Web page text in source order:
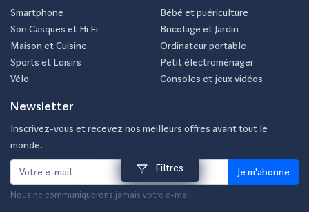
Filtres
Smartphone
Son Casques et Hi Fi
Maison et Cuisine
Sports et Loisirs
Vélo
Bébé et puériculture
Bricolage et Jardin
Ordinateur portable
Petit électroménager
Consoles et jeux vidéos
Newsletter
Inscrivez-vous et recevez nos meilleurs offres avant tout le
monde.
Je m'abonne
Nous ne communiquerons jamais votre e-mail.